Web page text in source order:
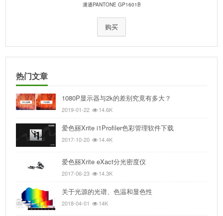
潘通PANTONE GP1601B
购买
热门文章
1080P显示器与2k的差别究竟有多大？
2019-01-22 14.6K
爱色丽Xrite i1Profiler色彩管理软件下载
2017-10-20 14.4K
爱色丽Xrite eXact分光密度仪
2017-06-23 14.3K
关于光源的光谱、色温和显色性
2018-04-01 14K